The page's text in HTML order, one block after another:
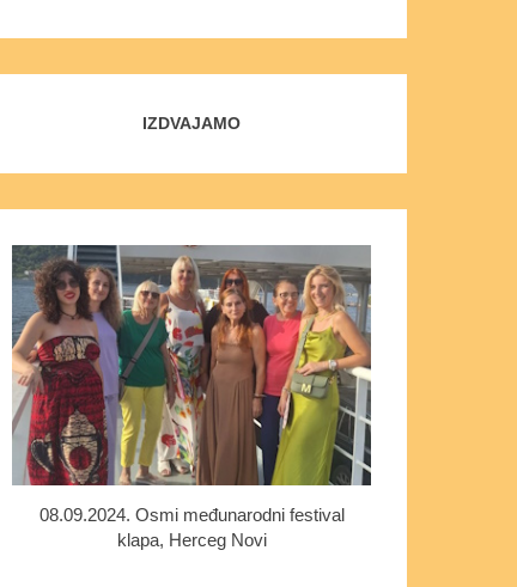
IZDVAJAMO
08.09.2024. Osmi međunarodni festival
klapa, Herceg Novi